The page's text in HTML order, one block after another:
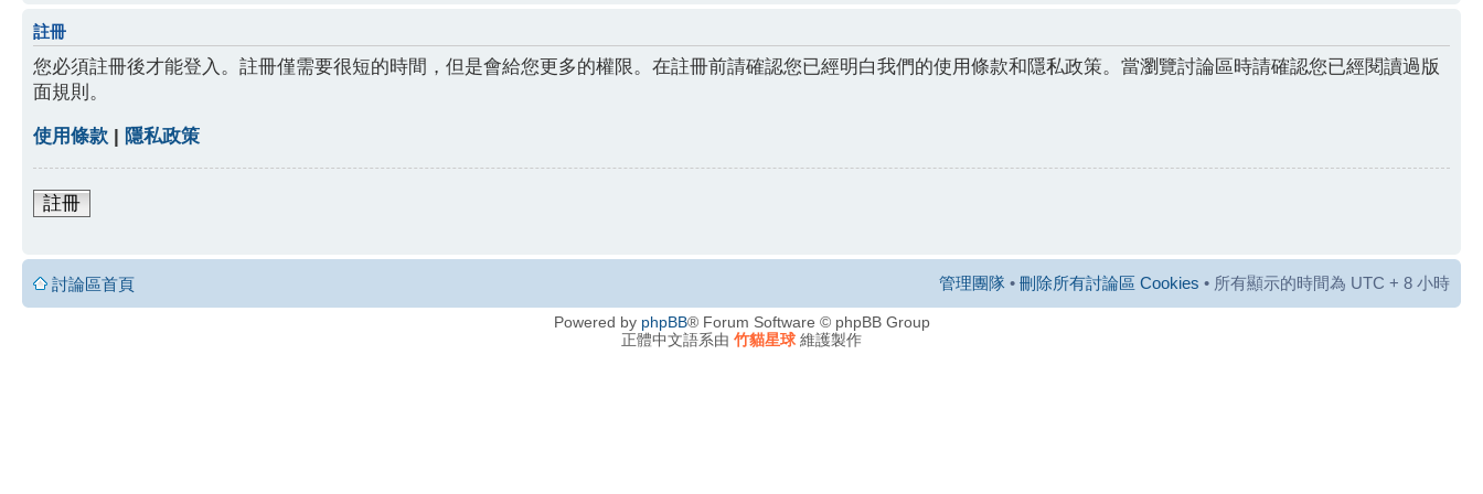
註冊
您必須註冊後才能登入。註冊僅需要很短的時間，但是會給您更多的權限。在註冊前請確認您已經明白我們的使用條款和隱私政策。當瀏覽討論區時請確認您已經閱讀過版
面規則。
使用條款 | 隱私政策
註冊
討論區首頁 管理團隊 • 刪除所有討論區 Cookies • 所有顯示的時間為 UTC + 8 小時
Powered by phpBB® Forum Software © phpBB Group
正體中文語系由 竹貓星球 維護製作